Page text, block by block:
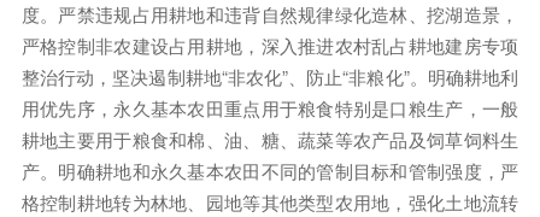
度。严禁违规占用耕地和违背自然规律绿化造林、挖湖造景，
严格控制非农建设占用耕地，深入推进农村乱占耕地建房专项
整治行动，坚决遏制耕地“非农化”、防止“非粮化”。明确耕地利
用优先序，永久基本农田重点用于粮食特别是口粮生产，一般
耕地主要用于粮食和棉、油、糖、蔬菜等农产品及饲草饲料生
产。明确耕地和永久基本农田不同的管制目标和管制强度，严
格控制耕地转为林地、园地等其他类型农用地，强化土地流转